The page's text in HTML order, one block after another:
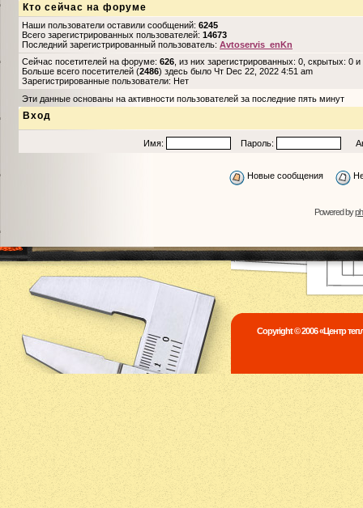
Кто сейчас на форуме
Наши пользователи оставили сообщений: 6245
Всего зарегистрированных пользователей: 14673
Последний зарегистрированный пользователь: Avtoservis_enKn
Сейчас посетителей на форуме: 626 , из них зарегистрированных: 0, скрытых: 0
Больше всего посетителей (2486) здесь было Чт Dec 22, 2022 4:51 am
Зарегистрированные пользователи: Нет
Эти данные основаны на активности пользователей за последние пять минут
Вход
Имя: Пароль:
Новые сообщения
Powered by
Copyright © 2006 «Центр